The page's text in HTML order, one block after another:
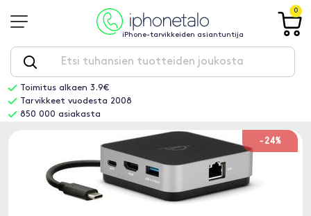
iPhone-tarvikkeiden asiantuntija
0
Toimitus alkaen 3.9€
Tarvikkeet vuodesta 2008
850 000 asiakasta
-24%